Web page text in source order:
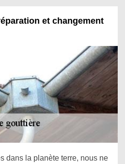
et changement
dans la planète terre, nous ne